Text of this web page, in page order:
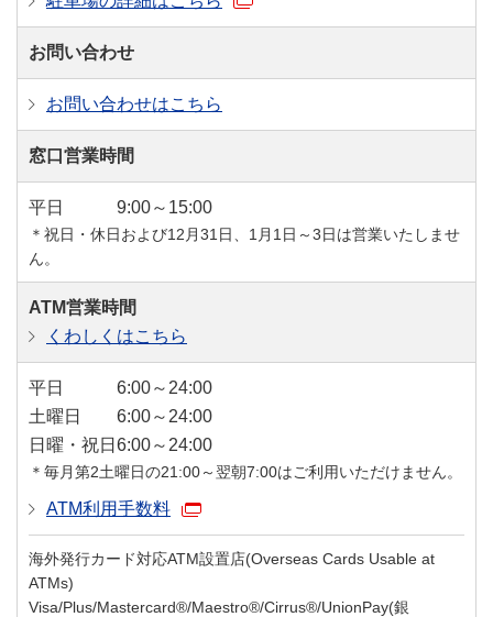
お問い合わせ
お問い合わせはこちら
窓口営業時間
平日 9:00～15:00
＊祝日・休日および12月31日、1月1日～3日は営業いたしませ
ん。
ATM営業時間
くわしくはこちら
平日
6:00～24:00
土曜日
6:00～24:00
日曜・祝日 6:00～24:00
＊毎月第2土曜日の21:00～翌朝7:00はご利用いただけません。
ATM利用手数料
海外発行カード対応ATM設置店(Overseas Cards Usable at
ATMs)
Visa/Plus/Mastercard®/Maestro®/Cirrus®/UnionPay(銀